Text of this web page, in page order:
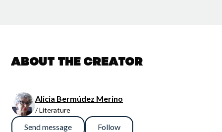
About the creator
Alicia Bermúdez Merino
/ Literature
Send message Follow